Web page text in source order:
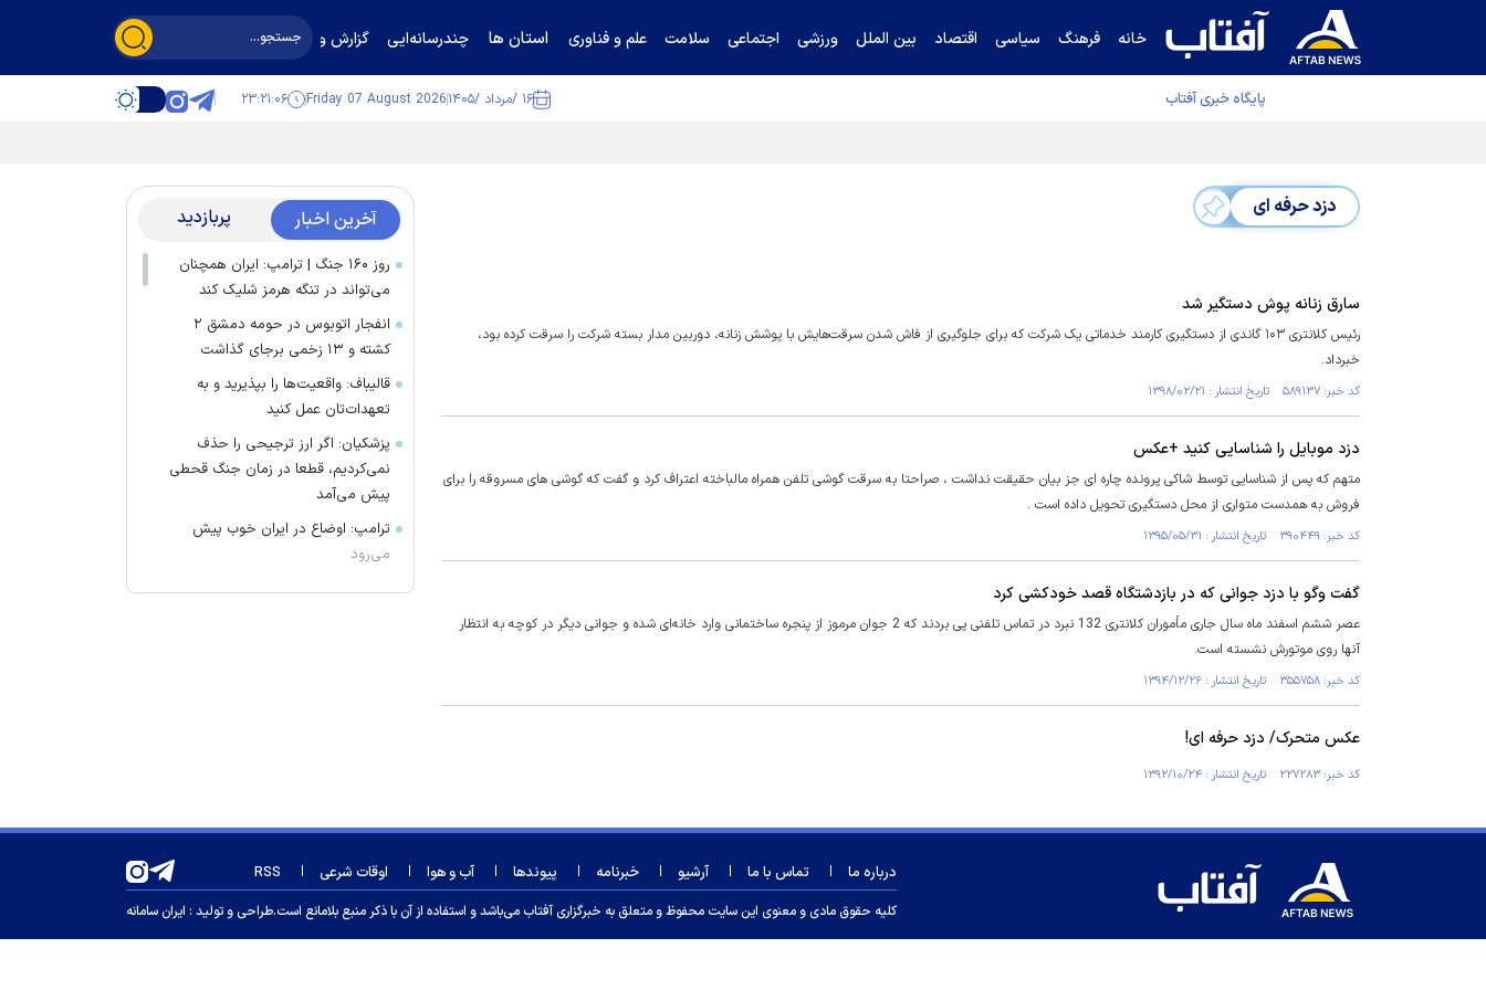
خانه فرهنگ سیاسی اقتصاد بین الملل ورزشی اجتماعی سلامت علم و فناوری استان ها چندرسانه‌ایی گزارش و گفت‌وگو
پایگاه خبری آفتاب ۱۶ /مرداد /۱۴۰۵ Friday 07 August 2026 ۲۳:۲۱:۰۶
دزد حرفه ای
سارق زنانه پوش دستگیر شد
رئیس کلانتری ۱۰۳ گاندی از دستگیری کارمند خدماتی یک شرکت که برای جلوگیری از فاش شدن سرقت‌هایش با پوشش زنانه، دوربین مدار بسته شرکت را سرقت کرده بود،
خبرداد.
کد خبر: ۵۸۹۱۳۷ تاریخ انتشار : ۱۳۹۸/۰۲/۲۱
دزد موبایل را شناسایی کنید +عکس
متهم که پس از شناسایی توسط شاکی پرونده چاره ای جز بیان حقیقت نداشت ، صراحتا به سرقت گوشی تلفن همراه مالباخته اعتراف کرد و گفت که گوشی های مسروقه را برای
فروش به همدست متواری از محل دستگیری تحویل داده است .
کد خبر: ۳۹۰۴۴۹ تاریخ انتشار : ۱۳۹۵/۰۵/۳۱
گفت وگو با دزد جوانی که در بازدشتگاه قصد خودکشی کرد
عصر ششم اسفند ماه سال جاری مأموران کلانتری 132 نبرد در تماس تلفنی پی بردند که 2 جوان مرموز از پنجره ساختمانی وارد خانه‌ای شده و جوانی دیگر در کوچه به انتظار
آنها روی موتورش نشسته است.
کد خبر: ۳۵۵۷۵۸ تاریخ انتشار : ۱۳۹۴/۱۲/۲۶
عکس متحرک/ دزد حرفه ای!
کد خبر: ۲۲۷۲۸۳ تاریخ انتشار : ۱۳۹۲/۱۰/۲۴
آخرین اخبار پربازدید
روز ۱۶۰ جنگ | ترامپ: ایران همچنان
می‌تواند در تنگه هرمز شلیک کند
انفجار اتوبوس در حومه دمشق ۲
کشته و ۱۳ زخمی برجای گذاشت
قالیباف: واقعیت‌ها را بپذیرید و به
تعهدات‌تان عمل کنید
پزشکیان: اگر ارز ترجیحی را حذف
نمی‌کردیم، قطعا در زمان جنگ قحطی
پیش می‌آمد
ترامپ: اوضاع در ایران خوب پیش
می‌رود
برکناری دو مقام ارشد موساد
مطلع هستیم
جزئیات طرح مجلس درباره تنگه هرمز
کویت دستور تعطیلی تنها مدرسه
ایرانی را صادر کرد
درباره ما تماس با ما آرشیو خبرنامه پیوندها آب و هوا اوقات شرعی RSS
کلیه حقوق مادی و معنوی این سایت محفوظ و متعلق به خبرگزاری آفتاب می‌باشد و استفاده از آن با ذکر منبع بلامانع است.طراحی و تولید : ایران سامانه